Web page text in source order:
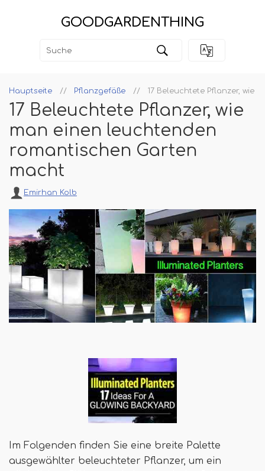
GOODGARDENTHING
Hauptseite Pflanzgefäße 17 Beleuchtete Pflanzer, wie
17 Beleuchtete Pflanzer, wie
man einen leuchtenden
romantischen Garten
macht
Emirhan Kolb
Im Folgenden finden Sie eine breite Palette
ausgewählter beleuchteter Pflanzer, um ein